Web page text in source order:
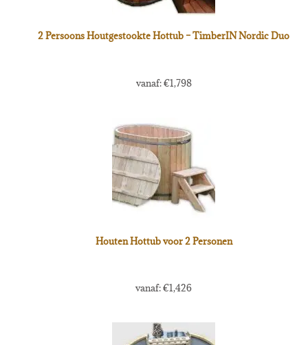
2 Persoons Houtgestookte Hottub – TimberIN Nordic Duo
vanaf:€1,798
Houten Hottub voor 2 Personen
vanaf:€1,426